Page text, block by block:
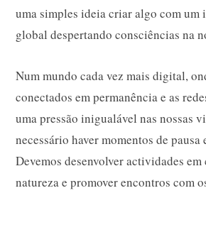
uma simples ideia criar algo com um
global despertando consciências na
Num mundo cada vez mais digital,
conectados em permanência e as
uma pressão inigualável nas nossas
necessário haver momentos de pausa
Devemos desenvolver actividades
natureza e promover encontros com